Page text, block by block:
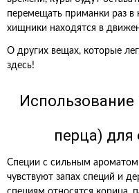
перемещать приманки раз
хищники находятся в
О других вещах, которые
здесь!
Использование
перца) для
Специи с сильным ароматом
чувствуют запах специй и